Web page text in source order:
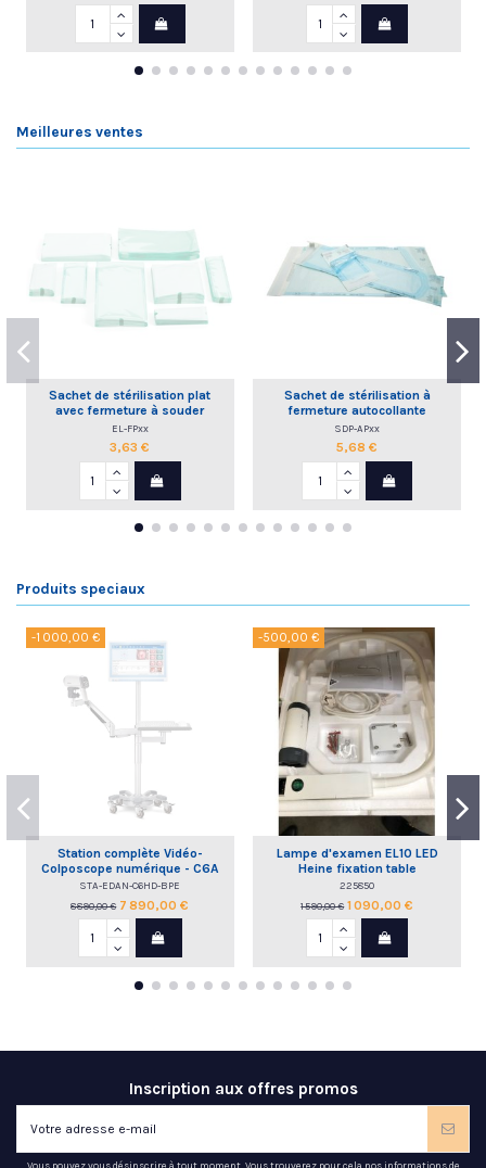
Meilleures ventes
Sachet de stérilisation plat
avec fermeture à souder
EL-FPxx
3,63 €
Sachet de stérilisation à
fermeture autocollante
SDP-APxx
5,68 €
Produits speciaux
-1 000,00 €
Station complète Vidéo-
Colposcope numérique - C6A
HD EDAN
STA-EDAN-C6HD-BPE
8 890,00 € 7 890,00 €
-500,00 €
Lampe d'examen EL10 LED
Heine fixation table
225850
1 590,00 € 1 090,00 €
Inscription aux offres promos
Vous pouvez vous désinscrire à tout moment. Vous trouverez pour cela nos informations de